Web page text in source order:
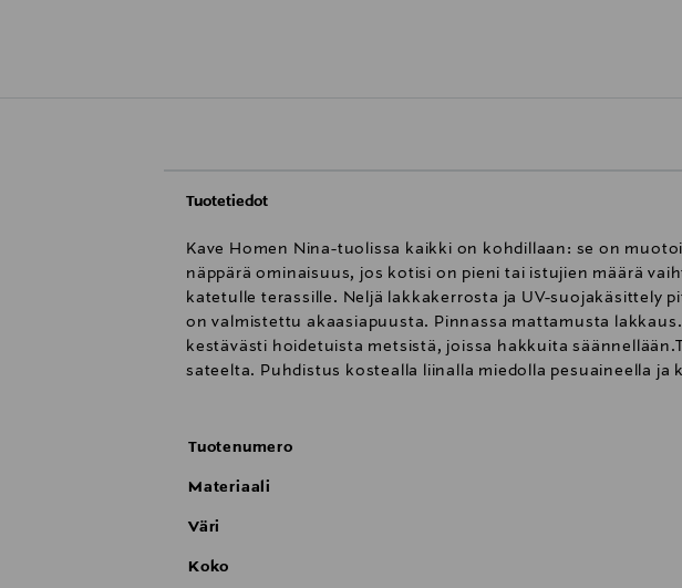
Tuotetiedot
Kave Homen Nina-tuolissa kaikki on kohdillaan: se on
näppärä ominaisuus, jos kotisi on pieni tai istujien määrä
katetulle terassille. Neljä lakkakerrosta ja UV-suojakäsittely
on valmistettu akaasiapuusta. Pinnassa mattamusta
kestävästi hoidetuista metsistä, joissa hakkuita
sateelta. Puhdistus kostealla liinalla miedolla pesuaineella ja
Tuotenumero
Materiaali
Väri
Koko